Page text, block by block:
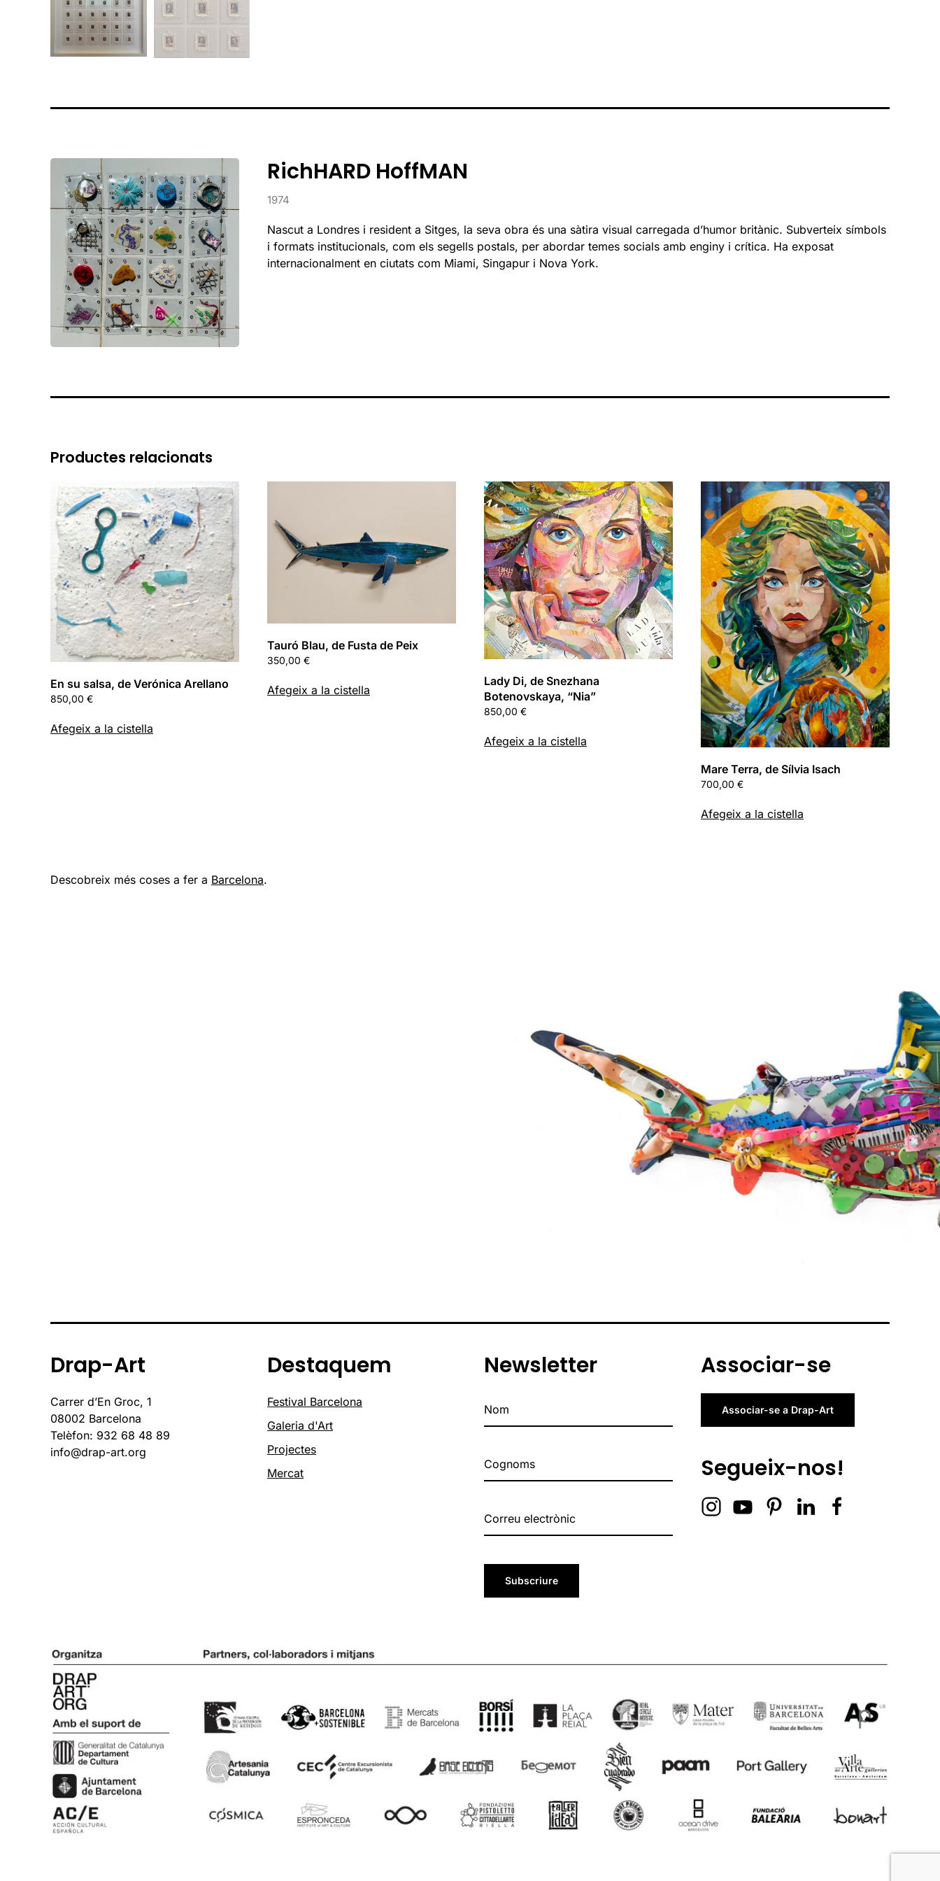
RichHARD HoffMAN
1974
Nascut a Londres i resident a Sitges, la seva obra és una sàtira visual carregada d’humor britànic. Subverteix símbols
i formats institucionals, com els segells postals, per abordar temes socials amb enginy i crítica. Ha exposat
internacionalment en ciutats com Miami, Singapur i Nova York.
Productes relacionats
En su salsa, de Verónica Arellano
850,00 €
Afegeix a la cistella
Tauró Blau, de Fusta de Peix
350,00 €
Afegeix a la cistella
Lady Di, de Snezhana
Botenovskaya, “Nia”
850,00 €
Afegeix a la cistella
Mare Terra, de Sílvia Isach
700,00 €
Afegeix a la cistella
Descobreix més coses a fer a Barcelona.
Drap-Art
Carrer d’En Groc, 1
08002 Barcelona
Telèfon: 932 68 48 89
info@drap-art.org
Destaquem
Festival Barcelona
Galeria d'Art
Projectes
Mercat
Newsletter
Subscriure
Associar-se
Associar-se a Drap-Art
Segueix-nos!